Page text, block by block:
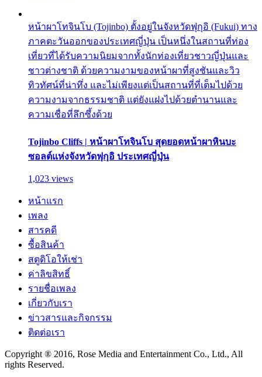
หน้าผาโทจินโบ (Tojinbo) ตั้งอยู่ในจังหวัดฟุกุอิ (Fukui) ทาง
ภาคตะวันออกของประเทศญี่ปุ่น เป็นหนึ่งในสถานที่ท่อง
เที่ยวที่ได้รับความนิยมจากทั้งนักท่องเที่ยวชาวญี่ปุ่นและ
ชาวต่างชาติ ด้วยความงามของหน้าผาที่สูงชันและวิว
ทิวทัศน์ที่น่าทึ่ง และไม่เพียงแต่เป็นสถานที่ที่เต็มไปด้วย
ความงามจากธรรมชาติ แต่ยังแฝงไปด้วยตำนานและ
ความเชื่อที่ลึกซึ้งด้วย
Tojinbo Cliffs | หน้าผาโทจินโบ สุดยอดหน้าผาหินบะ
ซอลต์แห่งจังหวัดฟุกุอิ ประเทศญี่ปุ่น
1,023 views
หน้าแรก
เพลง
สารคดี
ซื้อสินค้า
สตูดิโอให้เช่า
ค่าลิขสิทธิ์
รายชื่อเพลง
เกี่ยวกับเรา
ข่าวสารและกิจกรรม
ติดต่อเรา
Copyright ® 2016, Rose Media and Entertainment Co., Ltd., All
rights Reserved.